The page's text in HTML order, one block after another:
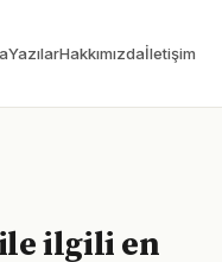
YazılarHakkımızdaİletişim
ilgili en